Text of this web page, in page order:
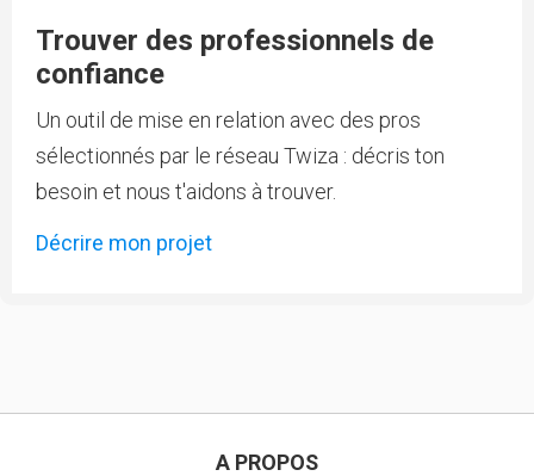
Trouver des professionnels de
confiance
Un outil de mise en relation avec des pros
sélectionnés par le réseau Twiza : décris ton
besoin et nous t'aidons à trouver.
Décrire mon projet
A PROPOS